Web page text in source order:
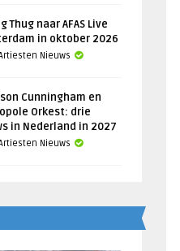
Thug naar AFAS Live
in oktober 2026
Nieuws
Cunningham en
Orkest: drie
in Nederland in 2027
Nieuws